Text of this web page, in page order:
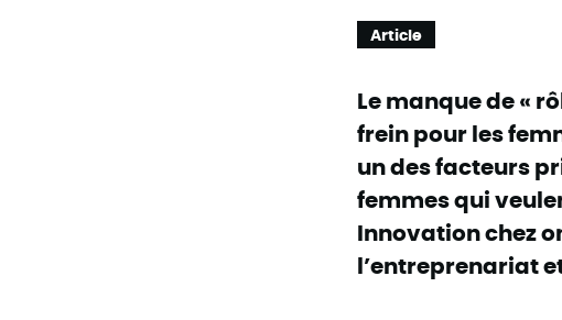
Article
Le manque de «
frein pour les
un des facteurs
femmes qui
Innovation chez
l’entreprenariat